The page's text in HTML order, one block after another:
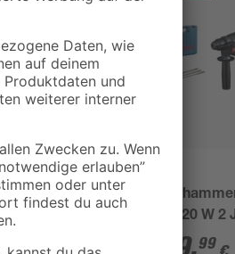
Stichsäge 'TE-
80 Li-Solo'
99
21' 720 W 2
99